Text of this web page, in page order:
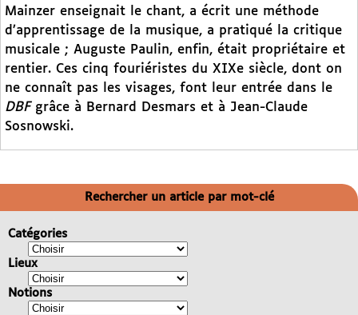
Mainzer enseignait le chant, a écrit une méthode
d’apprentissage de la musique, a pratiqué la critique
musicale ; Auguste Paulin, enfin, était propriétaire et
rentier. Ces cinq fouriéristes du XIXe siècle, dont on
ne connaît pas les visages, font leur entrée dans le
DBFgrâce à Bernard Desmars et à Jean-Claude
Sosnowski.
Rechercher un article par mot-clé
Catégories
Lieux
Notions